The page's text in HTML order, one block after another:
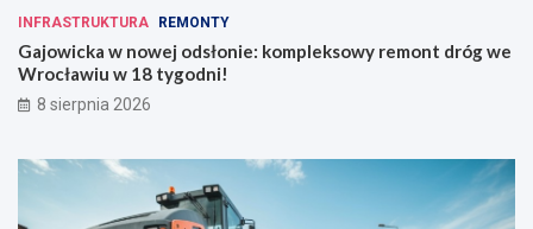
INFRASTRUKTURA REMONTY
Gajowicka w nowej odsłonie: kompleksowy remont dróg we
Wrocławiu w 18 tygodni!
8 sierpnia 2026